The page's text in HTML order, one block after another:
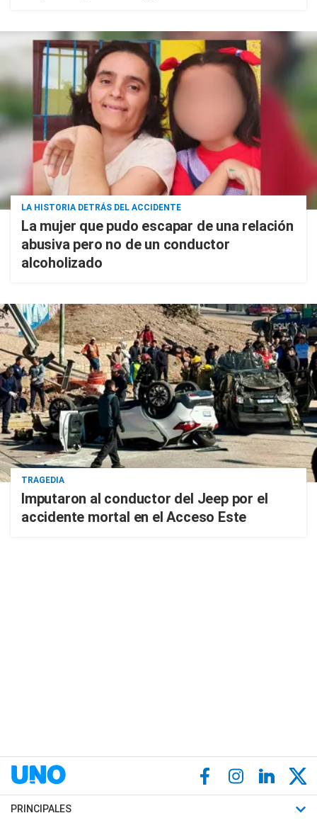
LA HISTORIA DETRÁS DEL ACCIDENTE
La mujer que pudo escapar de una relación
abusiva pero no de un conductor
alcoholizado
TRAGEDIA
Imputaron al conductor del Jeep por el
accidente mortal en el Acceso Este
PRINCIPALES